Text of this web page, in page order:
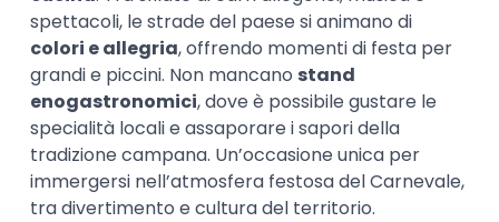
spettacoli, le strade del paese si animano di
colori e allegria, offrendo momenti di festa per
grandi e piccini. Non mancano stand
enogastronomici, dove è possibile gustare le
specialità locali e assaporare i sapori della
tradizione campana. Un’occasione unica per
immergersi nell’atmosfera festosa del Carnevale,
tra divertimento e cultura del territorio.